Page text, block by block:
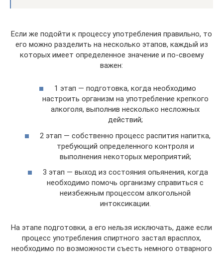
Если же подойти к процессу употребления правильно, то
его можно разделить на несколько этапов, каждый из
которых имеет определенное значение и по-своему
важен:
1 этап — подготовка, когда необходимо
настроить организм на употребление крепкого
алкоголя, выполнив несколько несложных
действий;
2 этап — собственно процесс распития напитка,
требующий определенного контроля и
выполнения некоторых мероприятий;
3 этап — выход из состояния опьянения, когда
необходимо помочь организму справиться с
неизбежным процессом алкогольной
интоксикации.
На этапе подготовки, а его нельзя исключать, даже если
процесс употребления спиртного застал врасплох,
необходимо по возможности съесть немного отварного